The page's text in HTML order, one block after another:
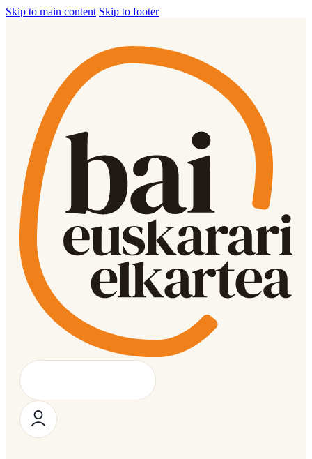
Skip to main content Skip to footer